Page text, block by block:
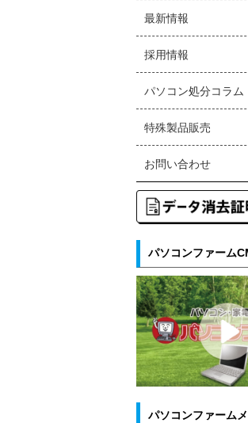
最新情報
採用情報
パソコン処分コラム
特殊製品販売
お問い合わせ
パソコンファーム
パソコンファーム